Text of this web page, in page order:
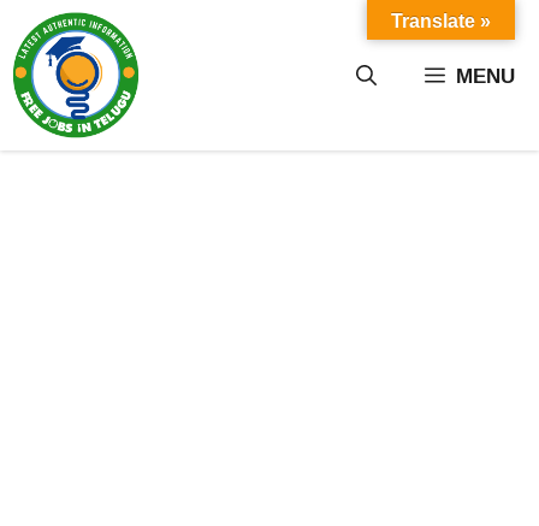
content MENU
Translate »